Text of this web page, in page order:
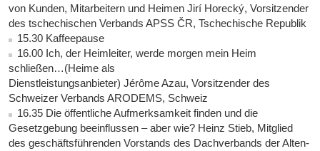
von Kunden, Mitarbeitern und Heimen Jirí Horecký, Vorsitzender
des tschechischen Verbands APSS ČR, Tschechische Republik
15.30 Kaffeepause
16.00 Ich, der Heimleiter, werde morgen mein Heim
schließen…(Heime als
Dienstleistungsanbieter) Jérôme Azau, Vorsitzender des
Schweizer Verbands ARODEMS, Schweiz
16.35 Die öffentliche Aufmerksamkeit finden und die
Gesetzgebung beeinflussen – aber wie? Heinz Stieb, Mitglied
des geschäftsführenden Vorstands des Dachverbands der Alten-